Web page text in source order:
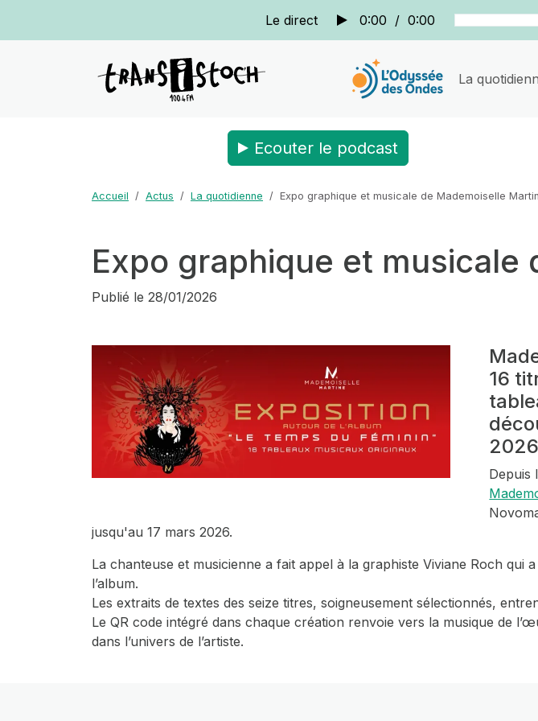
Le direct 0:00 / 0:00
La
Ecouter le podcast
Accueil Actus La quotidienne Expo graphique et musicale de Mademoiselle
Expo graphique et musicale
Publié le 28/01/2026
16
Depuis
jusqu'au 17 mars 2026.
La chanteuse et musicienne a fait appel à la graphiste Viviane Roch
l’album.
Les extraits de textes des seize titres, soigneusement sélectionnés,
Le QR code intégré dans chaque création renvoie vers la musique de
dans l’univers de l’artiste.